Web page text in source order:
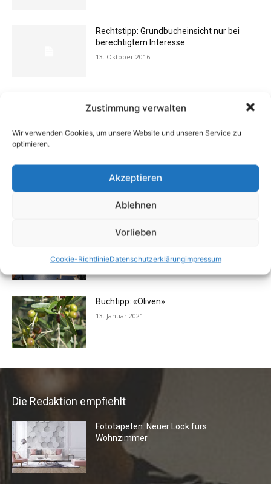
Zustimmung verwalten
Wir verwenden Cookies, um unsere Website und unseren Service zu
optimieren.
Akzeptieren
Ablehnen
Vorlieben
Cookie-RichtlinieDatenschutzerklärungimpressum
Rechtstipp: Grundbucheinsicht nur bei
berechtigtem Interesse
13. Oktober 2016
Kommunikationswege
Buchtipp: «Das Hausreparatur-Buch»
17. August 2009
Vermieter aufgepasst: Wenn Mieter ihre
24. April 2019
Buchtipp: «Oliven»
13. Januar 2021
Die Redaktion empfiehlt
Fototapeten: Neuer Look fürs
Wohnzimmer